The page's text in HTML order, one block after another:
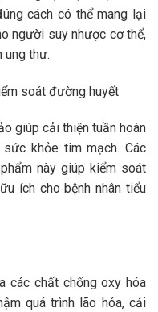
cách có thể mang lại
người suy nhược cơ thể,
ung thư.
soát đường huyết
giúp cải thiện tuần hoàn
khỏe tim mạch. Các
này giúp kiểm soát
ích cho bệnh nhân tiểu
các chất chống oxy hóa
quá trình lão hóa, cải